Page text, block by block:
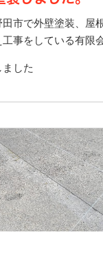
市で外壁塗装、屋
事をしている有限
した